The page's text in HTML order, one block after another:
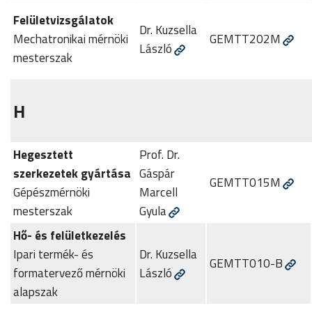
Felületvizsgálatok
Mechatronikai mérnöki
mesterszak
Dr. Kuzsella
László
GEMTT202M
H
Hegesztett
szerkezetek gyártása
Gépészmérnöki
mesterszak
Prof. Dr.
Gáspár
Marcell
Gyula
GEMTT015M
Hő- és felületkezelés
Ipari termék- és
formatervező mérnöki
alapszak
Dr. Kuzsella
László
GEMTT010-B